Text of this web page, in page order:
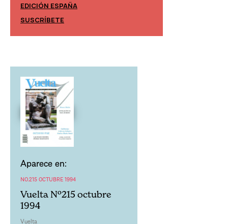
EDICIÓN ESPAÑA
SUSCRÍBETE
Aparece en:
NO.215 OCTUBRE 1994
Vuelta Nº215 octubre
1994
Vuelta